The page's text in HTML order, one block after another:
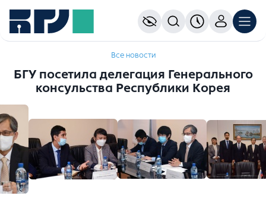
Все новости
БГУ посетила делегация Генерального
консульства Республики Корея